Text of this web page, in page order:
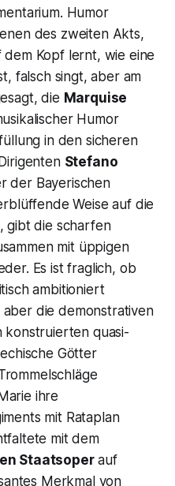
Humor
des zweiten Akts,
dem Kopf lernt, wie eine
falsch singt, aber am
die Marquise
Humor
in den sicheren
Stefano
der Bayerischen
Weise auf die
gibt die scharfen
mit üppigen
Es ist fraglich, ob
ambitioniert
die demonstrativen
konstruierten quasi-
Götter
ihre
mit Rataplan
mit dem
Staatsoperauf
Merkmal von